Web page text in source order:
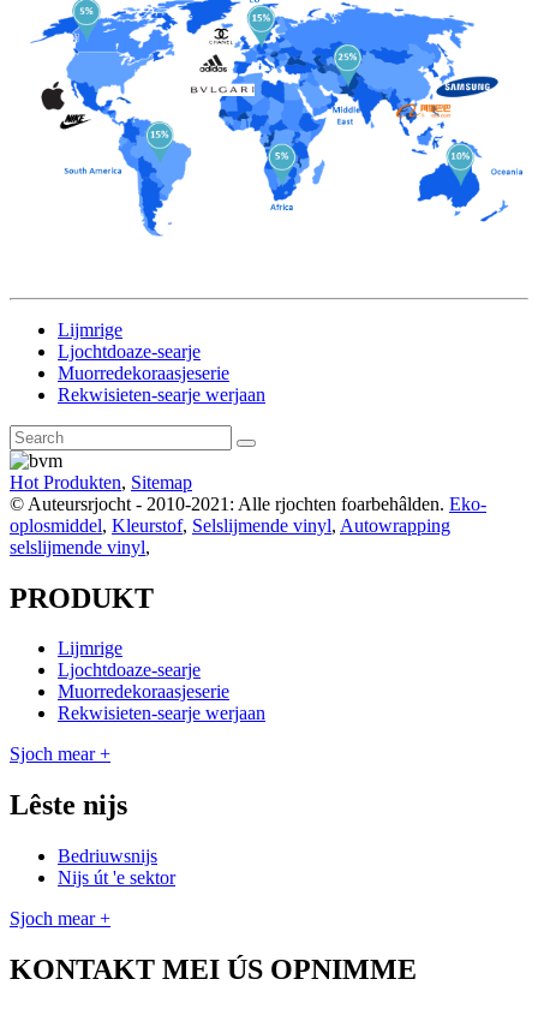
Lijmrige
Ljochtdoaze-searje
Muorredekoraasjeserie
Rekwisieten-searje werjaan
Hot Produkten, Sitemap
© Auteursrjocht - 2010-2021: Alle rjochten foarbehâlden. Eko-
oplosmiddel, Kleurstof, Selslijmende vinyl, Autowrapping
selslijmende vinyl,
PRODUKT
Lijmrige
Ljochtdoaze-searje
Muorredekoraasjeserie
Rekwisieten-searje werjaan
Sjoch mear +
Lêste nijs
Bedriuwsnijs
Nijs út 'e sektor
Sjoch mear +
KONTAKT MEI ÚS OPNIMME